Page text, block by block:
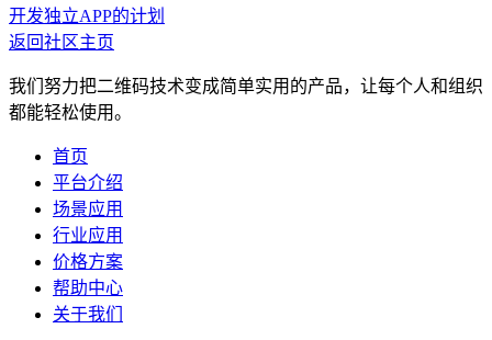
开发独立APP的计划
返回社区主页
我们努力把二维码技术变成简单实用的产品，让每个人和组织
都能轻松使用。
首页
平台介绍
场景应用
行业应用
价格方案
帮助中心
关于我们